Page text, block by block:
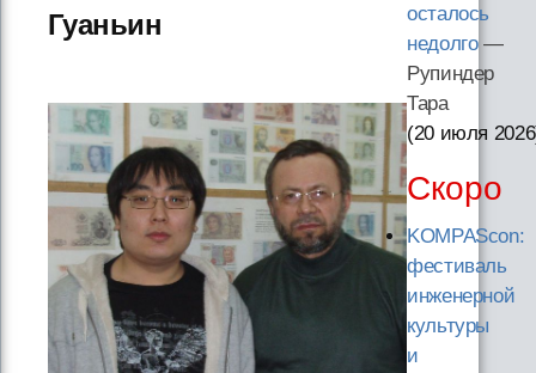
Гуаньин
осталось
недолго—
Рупиндер
Тара
(20 июля 2026
Скоро
KOMPAScon:
фестиваль
инженерной
культуры
и